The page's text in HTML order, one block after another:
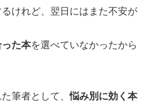
けれど、翌日にはまた不安が
た本を選べていなかったから
筆者として、悩み別に効く本